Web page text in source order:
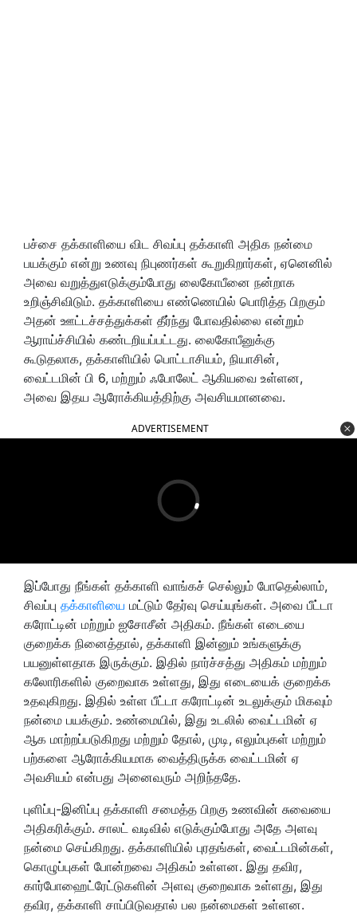
பச்சை தக்காளியை விட சிவப்பு தக்காளி அதிக நன்மை
பயக்கும் என்று உணவு நிபுணர்கள் கூறுகிறார்கள், ஏனெனில்
அவை வறுத்துஎடுக்கும்போது லைகோபீனை நன்றாக
உறிஞ்சிவிடும். தக்காளியை எண்ணெயில் பொரித்த பிறகும்
அதன் ஊட்டச்சத்துக்கள் தீர்ந்து போவதில்லை என்றும்
ஆராய்ச்சியில் கண்டறியப்பட்டது. லைகோபீனுக்கு
கூடுதலாக, தக்காளியில் பொட்டாசியம், நியாசின்,
வைட்டமின் பி 6, மற்றும் ஃபோலேட் ஆகியவை உள்ளன,
அவை இதய ஆரோக்கியத்திற்கு அவசியமானவை.
ADVERTISEMENT
இப்போது நீங்கள் தக்காளி வாங்கச் செல்லும் போதெல்லாம்,
சிவப்பு தக்காளியை மட்டும் தேர்வு செய்யுங்கள். அவை பீட்டா
கரோட்டின் மற்றும் ஐசோசீன் அதிகம். நீங்கள் எடையை
குறைக்க நினைத்தால், தக்காளி இன்னும் உங்களுக்கு
பயனுள்ளதாக இருக்கும். இதில் நார்ச்சத்து அதிகம் மற்றும்
கலோரிகளில் குறைவாக உள்ளது, இது எடையைக் குறைக்க
உதவுகிறது. இதில் உள்ள பீட்டா கரோட்டின் உடலுக்கும் மிகவும்
நன்மை பயக்கும். உண்மையில், இது உடலில் வைட்டமின் ஏ
ஆக மாற்றப்படுகிறது மற்றும் தோல், முடி, எலும்புகள் மற்றும்
பற்களை ஆரோக்கியமாக வைத்திருக்க வைட்டமின் ஏ
அவசியம் என்பது அனைவரும் அறிந்ததே.
புளிப்பு-இனிப்பு தக்காளி சமைத்த பிறகு உணவின் சுவையை
அதிகரிக்கும். சாலட் வடிவில் எடுக்கும்போது அதே அளவு
நன்மை செய்கிறது. தக்காளியில் புரதங்கள், வைட்டமின்கள்,
கொழுப்புகள் போன்றவை அதிகம் உள்ளன. இது தவிர,
கார்போஹைட்ரேட்டுகளின் அளவு குறைவாக உள்ளது, இது
தவிர, தக்காளி சாப்பிடுவதால் பல நன்மைகள் உள்ளன.